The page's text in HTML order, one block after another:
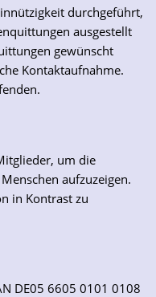
durchgeführt,
ausgestellt
gewünscht
Kontaktaufnahme.
um die
aufzuzeigen.
in Kontrast zu
DE05 6605 0101 0108